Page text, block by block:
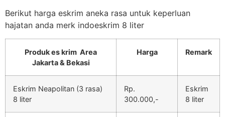
Berikut harga eskrim aneka rasa untuk keperluan
hajatan anda merk indoeskrim 8 liter
Produk es krim Area
Jakarta & Bekasi
Harga Remark
Eskrim Neapolitan (3 rasa)
8 liter
Rp.
300.000,-
Eskrim
8 liter